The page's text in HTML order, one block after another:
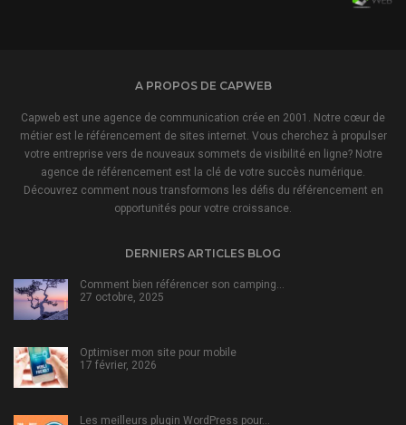
A PROPOS DE CAPWEB
Capweb est une agence de communication crée en 2001. Notre cœur de
métier est le référencement de sites internet. Vous cherchez à propulser
votre entreprise vers de nouveaux sommets de visibilité en ligne? Notre
agence de référencement est la clé de votre succès numérique.
Découvrez comment nous transformons les défis du référencement en
opportunités pour votre croissance.
DERNIERS ARTICLES BLOG
Comment bien référencer son camping…
27 octobre, 2025
Optimiser mon site pour mobile
17 février, 2026
Les meilleurs plugin WordPress pour…